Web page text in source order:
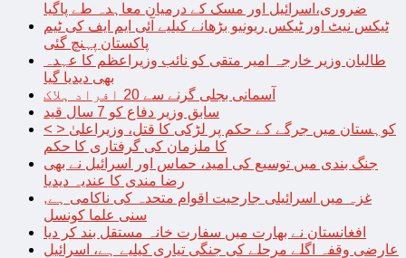
ضروری،اسرائیل اور مسک کے درمیان معاہدہ طے پاگیا
ٹیکس نیٹ اور ٹیکس ریونیو بڑھانے کیلیے آئی ایم ایف کی ٹیم
پاکستان پہنچ گئی
طالبان وزیر خارجہ امیر متقی کو نائب وزیراعظم کا عہدہ
بھی دیدیا گیا
آسمانی بجلی گرنے سے 20 افراد ہلاک
سابق وزیر دفاع کو 7 سال قید
< > کوہستان میں جرگے کے حکم پر لڑکی کا قتل، وزیراعلیٰ
کا ملزمان کی گرفتاری کا حکم
جنگ بندی میں توسیع کی امید، حماس اور اسرائیل نے بھی
رضا مندی کا عندیہ دیدیا
غزہ میں اسرائیلی جارحیت اقوام متحدہ کی ناکامی ہے,
سنی علما کونسل
افغانستان نے بھارت میں سفارت خانہ مستقل بند کر دیا
عارضی وقفہ اگلے مرحلے کی جنگی تیاری کیلیے ہے، اسرائیل